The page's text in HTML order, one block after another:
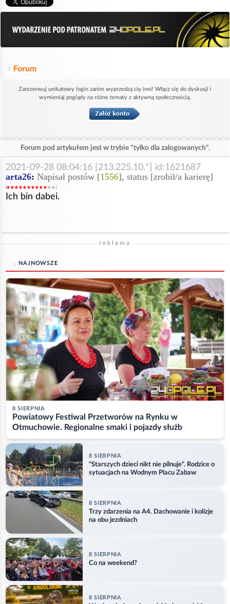
Forum
Zarezerwuj unikatowy login zanim wyprzedzą cię inni! Włącz się do dyskusji i
wymieniaj poglądy na różne tematy z aktywną społecznością.
Forum pod artykułem jest w trybie "tylko dla zalogowanych".
2021-09-28 08:04:16 [213.225.10.*] id:1621687
arta26: Napisał postów [1556], status [zrobił/a karierę]
Ich bin dabei.
reklama
NAJNOWSZE
8 SIERPNIA
Powiatowy Festiwal Przetworów na Rynku w
Otmuchowie. Regionalne smaki i pojazdy służb
8 SIERPNIA
"Starszych dzieci nikt nie pilnuje". Rodzice o
sytuacjach na Wodnym Placu Zabaw
8 SIERPNIA
Trzy zdarzenia na A4. Dachowanie i kolizje
na obu jezdniach
8 SIERPNIA
Co na weekend?
8 SIERPNIA